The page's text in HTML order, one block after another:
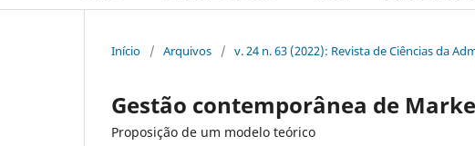
Início / Arquivos / v. 24 n. 63 (2022): Revista de Ciências da
Gestão contemporânea de
Proposição de um modelo teórico